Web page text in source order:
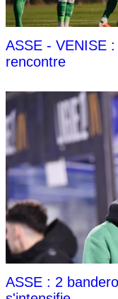
ASSE - VENISE
rencontre
ASSE : 2